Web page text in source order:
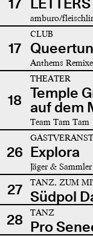
amburo/
17
CLUB
Anthems
18
THEATER
Temple
auf dem
Team Tam Tam
26 Explora
Jäger & Sammler
27 TANZ, ZUM
Südpol
28
TANZ
Pro